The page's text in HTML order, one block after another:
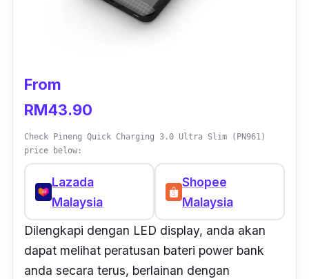
From
RM43.90
Check Pineng Quick Charging 3.0 Ultra Slim (PN961)
price below:
Lazada
Malaysia
Shopee
Malaysia
Dilengkapi dengan LED display, anda akan
dapat melihat peratusan bateri power bank
anda secara terus, berlainan dengan